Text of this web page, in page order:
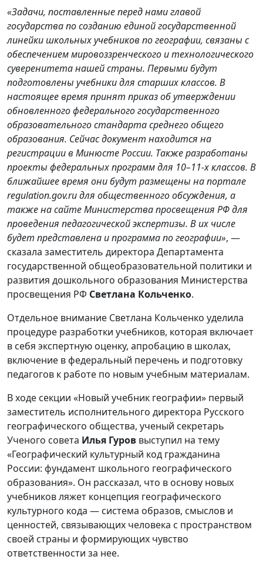
«Задачи, поставленные перед нами главой
государства по созданию единой государственной
линейки школьных учебников по географии, связаны с
обеспечением мировоззренческого и технологического
суверенитета нашей страны. Первыми будут
подготовлены учебники для старших классов. В
настоящее время принят приказ об утверждении
обновленного федерального государственного
образовательного стандарта среднего общего
образования. Сейчас документ находится на
регистрации в Минюсте России. Также разработаны
проекты федеральных программ для 10–11-х классов. В
ближайшее время они будут размещены на портале
regulation.gov.ru для общественного обсуждения, а
также на сайте Министерства просвещения РФ для
проведения педагогической экспертизы. В их числе
будет представлена и программа по географии», —
сказала заместитель директора Департамента
государственной общеобразовательной политики и
развития дошкольного образования Министерства
просвещения РФ Светлана Кольченко.
Отдельное внимание Светлана Кольченко уделила
процедуре разработки учебников, которая включает
в себя экспертную оценку, апробацию в школах,
включение в федеральный перечень и подготовку
педагогов к работе по новым учебным материалам.
В ходе секции «Новый учебник географии» первый
заместитель исполнительного директора Русского
географического общества, ученый секретарь
Ученого совета Илья Гуров выступил на тему
«Географический культурный код гражданина
России: фундамент школьного географического
образования». Он рассказал, что в основу новых
учебников ляжет концепция географического
культурного кода — система образов, смыслов и
ценностей, связывающих человека с пространством
своей страны и формирующих чувство
ответственности за нее.